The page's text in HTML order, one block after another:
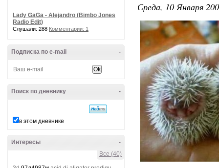
Lady GaGa - Alejandro (Bimbo Jones
Radio Edit)
Слушали: 288 Комментарии: 1
-
Подписка по e-mail
-
Поиск по дневнику
в этом дневнике
-
Интересы
Все (40)
Среда, 10 Января